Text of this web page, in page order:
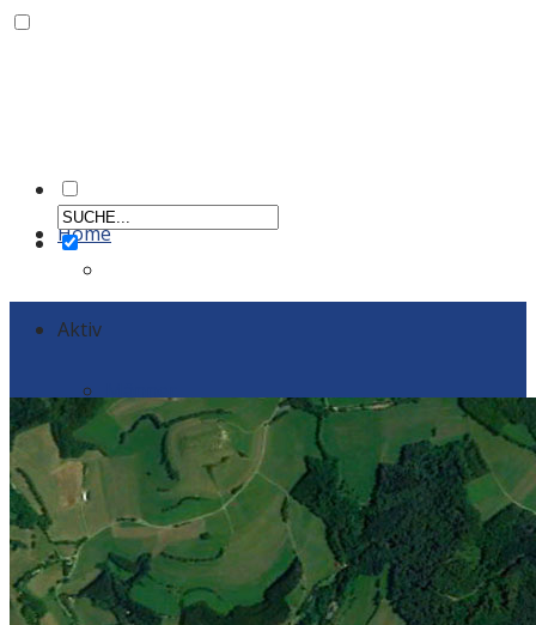
Home
Aktiv
Einzelportraits Männer 1
Frauen
Einzelportraits Frauen1
Schiedsrichter
Vereinskollektion
Jugend